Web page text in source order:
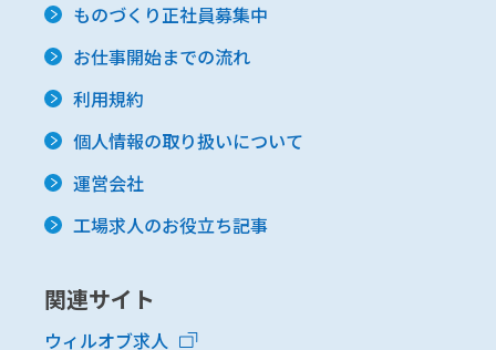
ものづくり正社員募集中
お仕事開始までの流れ
利用規約
個人情報の取り扱いについて
運営会社
工場求人のお役立ち記事
関連サイト
ウィルオブ求人